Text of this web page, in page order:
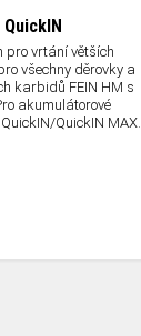
pro vrtání větších
všechny děrovky a
karbidů FEIN HM s
akumulátorové
QuickIN MAX.